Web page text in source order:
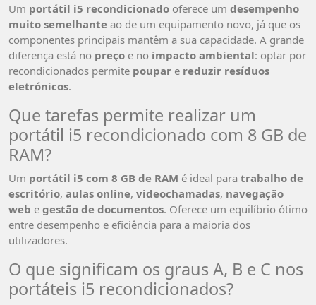
Um portátil i5 recondicionado oferece um desempenho
muito semelhante ao de um equipamento novo, já que os
componentes principais mantêm a sua capacidade. A grande
diferença está no preço e no impacto ambiental: optar por
recondicionados permite poupar e reduzir resíduos
eletrónicos.
Que tarefas permite realizar um
portátil i5 recondicionado com 8 GB de
RAM?
Um portátil i5 com 8 GB de RAM é ideal para trabalho de
escritório, aulas online, videochamadas, navegação
web e gestão de documentos. Oferece um equilíbrio ótimo
entre desempenho e eficiência para a maioria dos
utilizadores.
O que significam os graus A, B e C nos
portáteis i5 recondicionados?